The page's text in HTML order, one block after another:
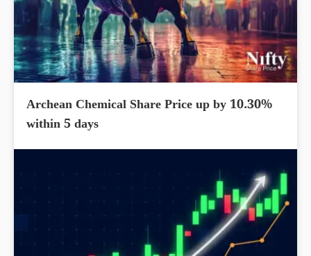
Archean Chemical Share Price up by 10.30%
within 5 days